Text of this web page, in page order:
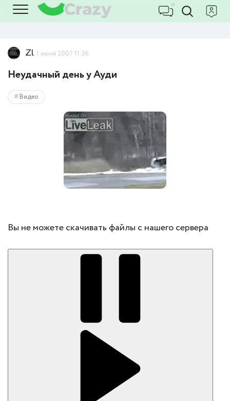
Zl 1 июня 2007 11:36
Неудачный день у Ауди
Видео
Вы не можете скачивать файлы с нашего сервера